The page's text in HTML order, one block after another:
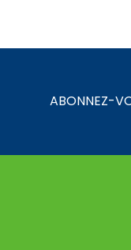
ABONNEZ-